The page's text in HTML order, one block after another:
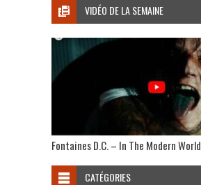
VIDÉO DE LA SEMAINE
Fontaines D.C. – In The Modern World
CATÉGORIES